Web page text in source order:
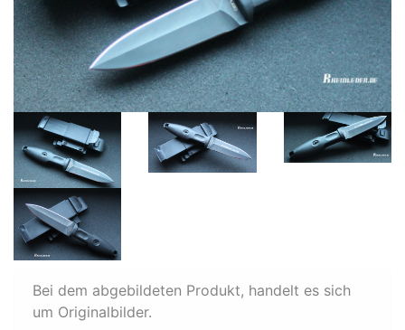
Bei dem abgebildeten Produkt, handelt es sich
um Originalbilder.